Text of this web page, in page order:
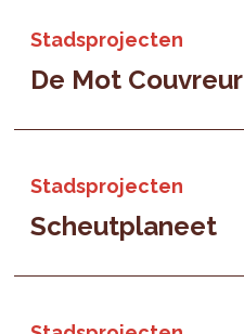
Stadsprojecten
De Mot Couvreur
Stadsprojecten
Scheutplaneet